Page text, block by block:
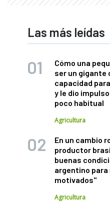
Las más leídas
Cómo una
ser un gigante
capacidad
y le dio
poco habitual
Agricultura
En un cambio
productor
buenas
argentino
motivados"
Agricultura